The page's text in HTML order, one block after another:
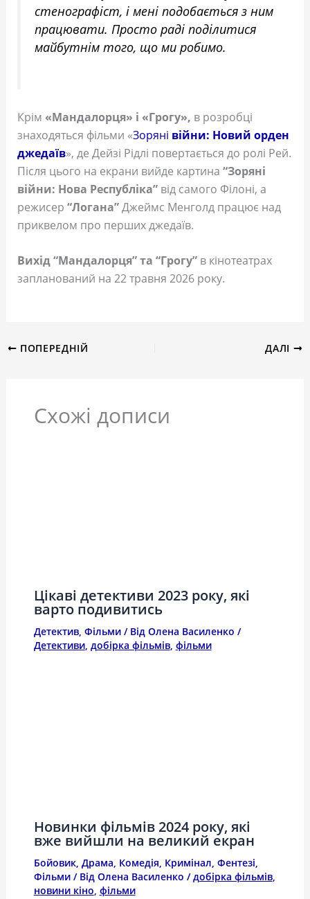
стенографіст, і мені подобається з ним
працювати. Просто раді поділитися
майбутнім того, що ми робимо.
Крім «Мандалорця» і «Грогу», в розробці
знаходяться фільми «Зоряні війни: Новий орден
джедаїв», де Дейзі Рідлі повертається до ролі Рей.
Після цього на екрани вийде картина “Зоряні
війни: Нова Республіка”від самого Філоні, а
режисер “Логана”Джеймс Менголд працює над
приквелом про перших джедаїв.
Вихід “Мандалорця” та “Грогу”в кінотеатрах
запланований на 22 травня 2026 року.
ПОПЕРЕДНІЙ ДАЛІ
Схожі дописи
Цікаві детективи 2023 року, які
варто подивитись
Детектив, Фільми/ Від Олена Василенко /
Детективи, добірка фільмів, фільми
Новинки фільмів 2024 року, які
вже вийшли на великий екран
Бойовик, Драма Комедія Кримінал Фентезі
Фільми/ Від Олена Василенко /добірка фільмів,
новини кіно фільми